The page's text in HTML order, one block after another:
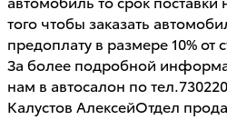
того чтобы заказать
предоплату в размере 10% от
За более подробной
нам в автосалон по
Калустов АлексейОтдел